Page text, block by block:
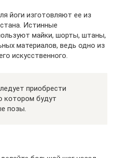
йоги изготовляют ее из
Истинные
майки, шорты, штаны,
материалов, ведь одно из
искусственного.
приобрести
котором будут
позы.